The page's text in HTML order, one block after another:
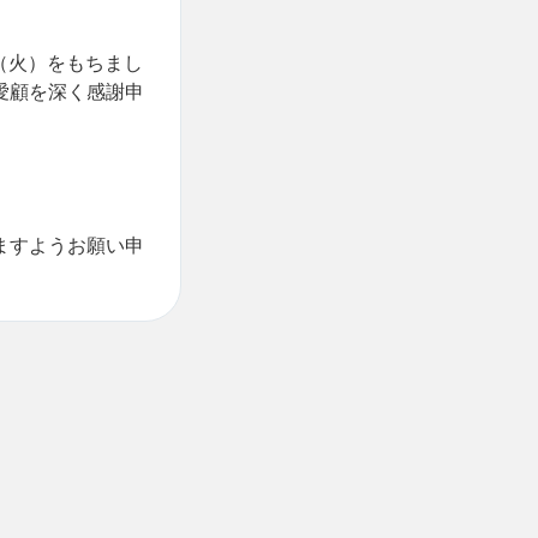
火）をもちまし
顧を深く感謝申
すようお願い申